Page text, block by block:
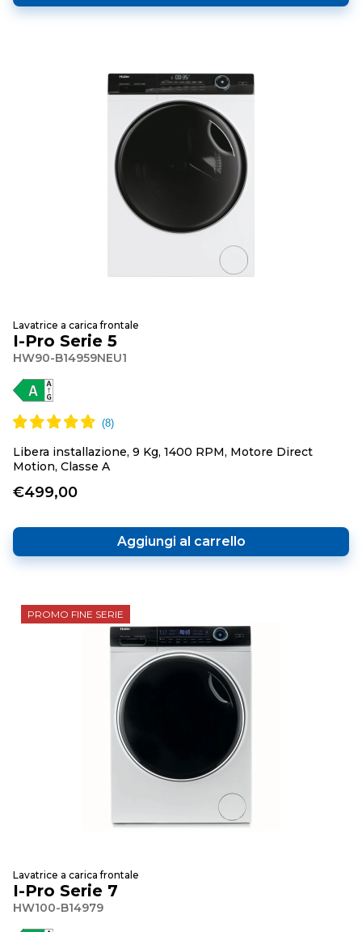
Lavatrice a carica frontale
I-Pro Serie 5
HW90-B14959NEU1
Libera installazione, 9 Kg, 1400 RPM, Motore Direct
Motion, Classe A
€499,00
Aggiungi al carrello
PROMO FINE SERIE
Lavatrice a carica frontale
I-Pro Serie 7
HW100-B14979